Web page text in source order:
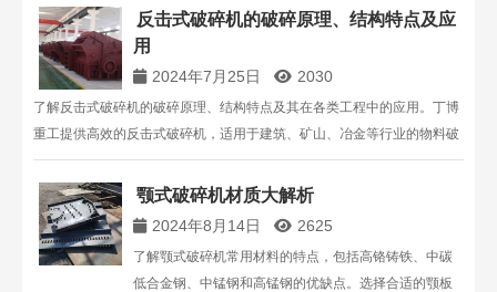
反击式破碎机的破碎原理、结构特点及应
用
2024年7月25日 2030
了解反击式破碎机的破碎原理、结构特点及其在各类工程中的应用。丁博
重工提供高效的反击式破碎机，适用于建筑、矿山、冶金等行业的物料破
碎。通过调节反击板和监控系统，优化破碎效率和安全性。如需详细信
息，请咨询丁博重工，电话：13816711123。
颚式破碎机材质大解析
2024年8月14日 2625
了解颚式破碎机常用材料的特点，包括高铬铸铁、中碳
低合金钢、中锰钢和高锰钢的优缺点。选择合适的颚板